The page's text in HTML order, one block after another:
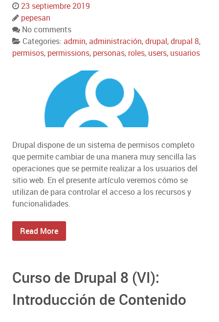
23 septiembre 2019
pepesan
No comments
Categories: admin,administración,drupal,drupal 8,
permisos, permissions, personas, roles, users, usuarios
Drupal dispone de un sistema de permisos completo
que permite cambiar de una manera muy sencilla las
operaciones que se permite realizar a los usuarios del
sitio web. En el presente artículo veremos cómo se
utilizan de para controlar el acceso a los recursos y
funcionalidades.
Read More
Curso de Drupal 8 (VI):
Introducción de Contenido